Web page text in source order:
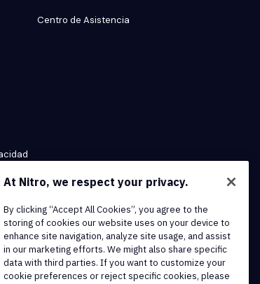
Centro de Asistencia
At Nitro, we respect your privacy.
By clicking “Accept All Cookies”, you agree to the
storing of cookies our website uses on your device to
enhance site navigation, analyze site usage, and assist
in our marketing efforts. We might also share specific
data with third parties. If you want to customize your
cookie preferences or reject specific cookies, please